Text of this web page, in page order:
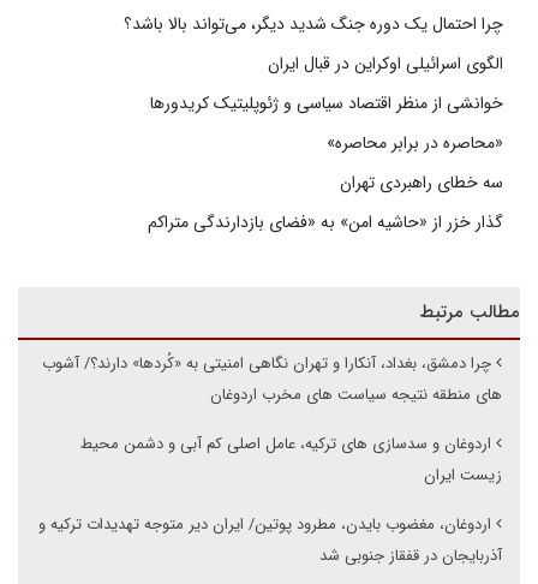
چرا احتمال یک دوره جنگ شدید دیگر، می‌تواند بالا باشد؟
الگوی اسرائیلی اوکراین در قبال ایران
خوانشی از منظر اقتصاد سیاسی و ژئوپلیتیک کریدورها
«محاصره در برابر محاصره»
سه خطای راهبردی تهران
گذار خزر از «حاشیه امن» به «فضای بازدارندگی متراکم
مطالب مرتبط
چرا دمشق، بغداد، آنکارا و تهران نگاهی امنیتی به «کُردها» دارند؟/ آشوب
های منطقه نتیجه سیاست های مخرب اردوغان
اردوغان و سدسازی های ترکیه، عامل اصلی کم آبی و دشمن محیط
زیست ایران
اردوغان، مغضوب بایدن، مطرود پوتین/ ایران دیر متوجه تهدیدات ترکیه و
آذربایجان در قفقاز جنوبی شد